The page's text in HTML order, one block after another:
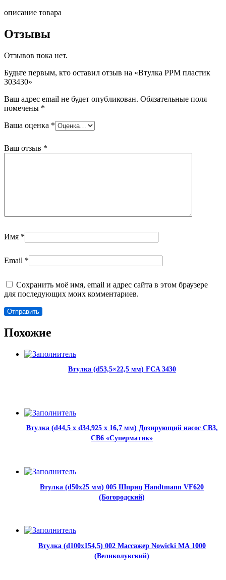
описание товара
Отзывы
Отзывов пока нет.
Будьте первым, кто оставил отзыв на «Втулка PPM пластик
303430»
Ваш адрес email не будет опубликован. Обязательные поля
помечены *
Ваша оценка *
Ваш отзыв *
Имя *
Email *
Сохранить моё имя, email и адрес сайта в этом браузере
для последующих моих комментариев.
Похожие
Втулка (d53,5×22,5 мм) FCA 3430
Втулка (d44,5 x d34,925 x 16,7 мм) Дозирующий насос CB3,
CB6 «Суперматик»
Втулка (d50x25 мм) 005 Шприц Handtmann VF620
(Богородский)
Втулка (d100x154,5) 002 Массажер Nowicki МА 1000
(Великолукский)